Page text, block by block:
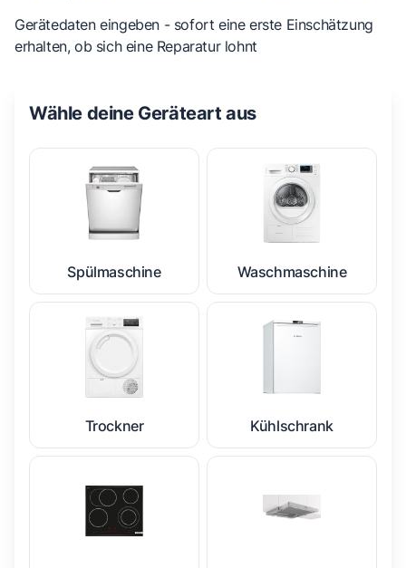
Gerätedaten eingeben - sofort eine erste Einschätzung
erhalten, ob sich eine Reparatur lohnt
Wähle deine Geräteart aus
Spülmaschine Waschmaschine
Trockner Kühlschrank